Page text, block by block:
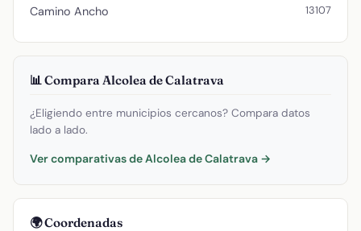
Camino Ancho 13107
📊 Compara Alcolea de Calatrava
¿Eligiendo entre municipios cercanos? Compara datos
lado a lado.
Ver comparativas de Alcolea de Calatrava →
🌍 Coordenadas